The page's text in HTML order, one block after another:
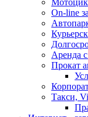
On-line
Аренда
Прокат
Такси,